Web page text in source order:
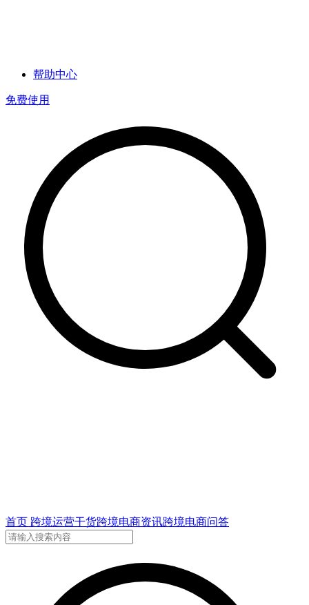
帮助中心
免费使用
首页 跨境运营干货跨境电商资讯跨境电商问答